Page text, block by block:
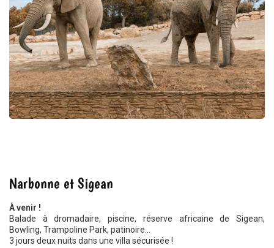
Narbonne et Sigean
À venir !
Balade à dromadaire, piscine, réserve africaine de Sigean,
Bowling, Trampoline Park, patinoire...
3 jours deux nuits dans une villa sécurisée !